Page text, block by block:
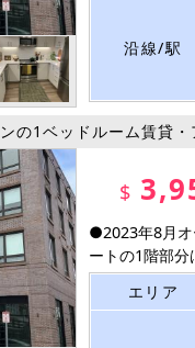
沿線/駅
の1ベッドルーム賃貸
$
●2023年8月
ートの1階部分
エリア